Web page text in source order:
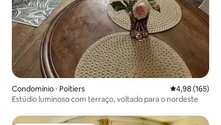
Condomínio ⋅ Poitiers 4,98 de uma
4,98 (165)
Estúdio luminoso com terraço, voltado para o nordeste